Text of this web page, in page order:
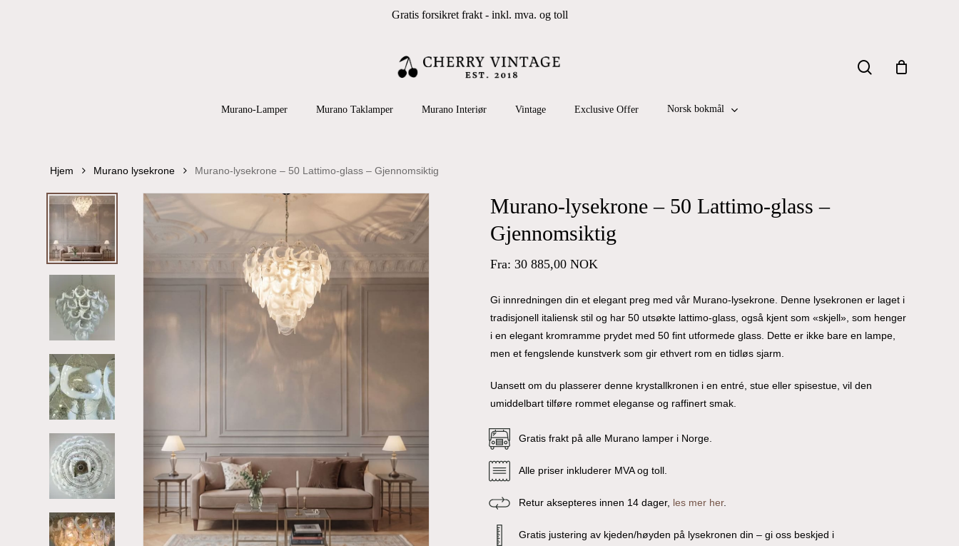
Gratis forsikret frakt - inkl. mva. og toll
Murano-Lamper Murano Taklamper Murano Interiør Vintage Exclusive Offer Norsk bokmål
Hjem Murano lysekrone Murano-lysekrone – 50 Lattimo-glass – Gjennomsiktig
Murano-lysekrone – 50 Lattimo-glass –
Gjennomsiktig
Fra: 30 885,00 NOK
Gi innredningen din et elegant preg med vår Murano-lysekrone. Denne lysekronen er laget i
tradisjonell italiensk stil og har 50 utsøkte lattimo-glass, også kjent som «skjell», som henger
i en elegant kromramme prydet med 50 fint utformede glass. Dette er ikke bare en lampe,
men et fengslende kunstverk som gir ethvert rom en tidløs sjarm.
Uansett om du plasserer denne krystallkronen i en entré, stue eller spisestue, vil den
umiddelbart tilføre rommet eleganse og raffinert smak.
Gratis frakt på alle Murano lamper i Norge.
Alle priser inkluderer MVA og toll.
Retur aksepteres innen 14 dager, les mer her.
Gratis justering av kjeden/høyden på lysekronen din – gi oss beskjed i